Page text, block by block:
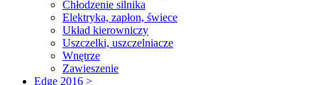
Chłodzenie silnika
Elektryka, zapłon, świece
Układ kierowniczy
Uszczelki, uszczelniacze
Wnętrze
Zawieszenie
Edge 2016 >